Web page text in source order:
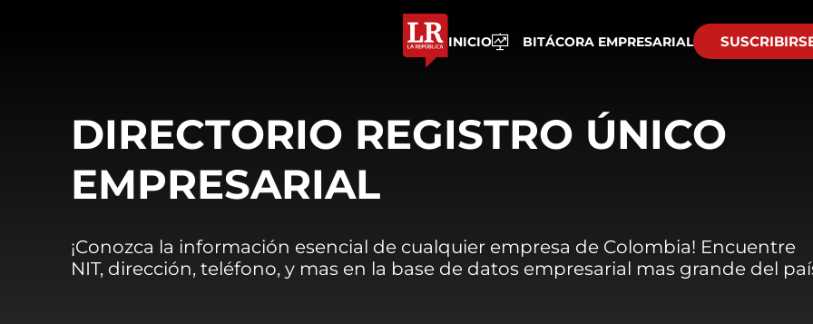
INICIO BITÁCORA EMPRESARIAL
DIRECTORIO REGISTRO ÚNICO
EMPRESARIAL
¡Conozca la información esencial de cualquier empresa de Colombia! Encuentre
NIT, dirección, teléfono, y mas en la base de datos empresarial mas grande del